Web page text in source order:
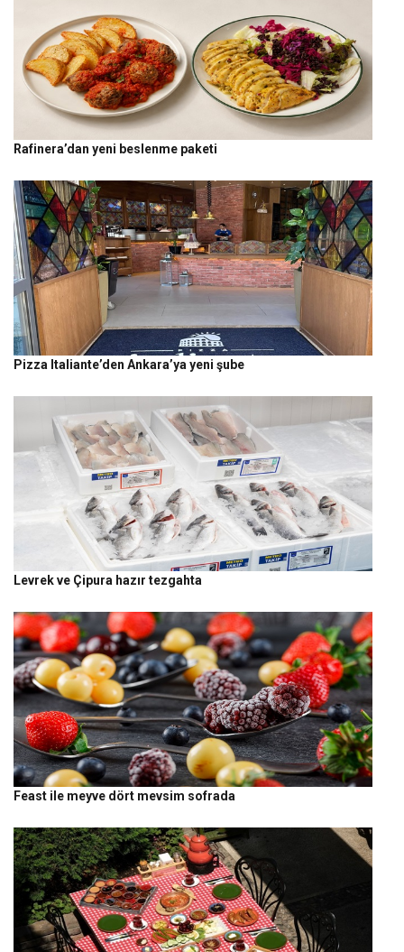
Rafinera’dan yeni beslenme paketi
Pizza Italiante’den Ankara’ya yeni şube
Levrek ve Çipura hazır tezgahta
Feast ile meyve dört mevsim sofrada